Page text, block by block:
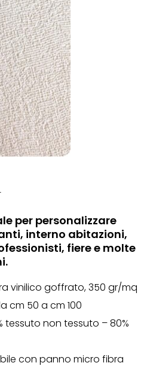
per personalizzare
interno abitazioni,
fiere e molte
vinilico goffrato, 350 gr/mq
cm 50 a cm 100
tessuto non tessuto – 80%
con panno micro fibra